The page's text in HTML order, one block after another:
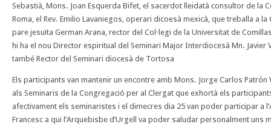
Sebastià, Mons. Joan Esquerda Bifet, el sacerdot lleidatà consultor de la
Roma, el Rev. Emilio Lavaniegos, operari dicoesà mexicà, que treballa a
pare jesuïta German Arana, rector del Col·legi de la Universitat de
hi ha el nou Director espiritual del Seminari Major Interdiocesà Mn. Javier
també Rector del Seminari diocesà de Tortosa
Els participants van mantenir un encontre amb Mons. Jorge Carlos
als Seminaris de la Congregació per al Clergat que exhortà els
afectivament els seminaristes i el dimecres dia 25 van poder participar a
Francesc a qui l’Arquebisbe d’Urgell va poder saludar personalment uns